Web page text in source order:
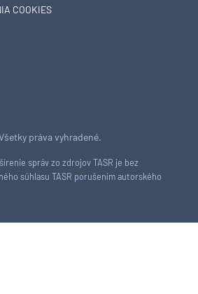
práva vyhradené.
správ zo zdrojov TASR je bez
súhlasu TASR porušením autorského
COOKIES